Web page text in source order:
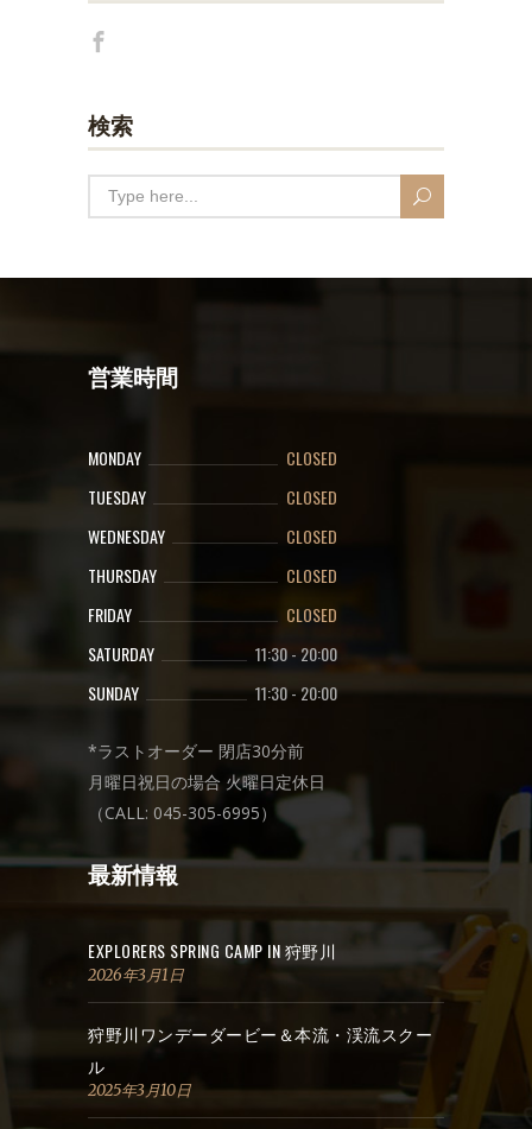
検索
営業時間
MONDAY
CLOSED
TUESDAY
CLOSED
WEDNESDAY
CLOSED
THURSDAY
CLOSED
FRIDAY
CLOSED
SATURDAY
11:30- 20:00
SUNDAY
11:30-20:00
*ラストオーダー 閉店30分前
月曜日祝日の場合 火曜日定休日
（CALL: 045-305-6995）
最新情報
EXPLORERS SPRING CAMP IN 狩野川
2026年3月1日
狩野川ワンデーダービー＆本流・渓流スクー
ル
2025年3月10日